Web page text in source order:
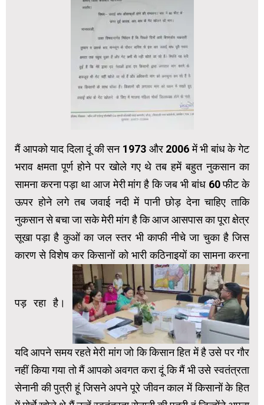
मैं आपको याद दिला दूं की सन 1973 और 2006 में भी बांध के गेट
भराव क्षमता पूर्ण होने पर खोले गए थे तब हमें बहुत नुकसान का
सामना करना पड़ा था आज मेरी मांग है कि जब भी बांध 60 फीट के
ऊपर होने लगे तब जवाई नदी में पानी छोड़ देना चाहिए ताकि
नुकसान से बचा जा सके मेरी मांग है कि आज आसपास का पूरा क्षेत्र
सूखा पड़ा है कुओं का जल स्तर भी काफी नीचे जा चुका है जिस
कारण से विशेष कर किसानों को भारी कठिनाइयों का सामना करना
पड़ रहा है।
यदि आपने समय रहते मेरी मांग जो कि किसान हित में है उसे पर गौर
नहीं किया गया तो मैं आपको अवगत करा दूं कि मैं भी उसे स्वतंत्रता
सेनानी की पुत्री हूं जिसने अपने पूरे जीवन काल में किसानों के हित